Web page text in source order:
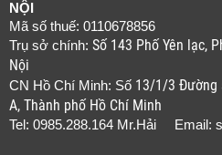
NỘI
Mã số thuế: 0110678856
Trụ sở chính: Số 143 Phố Yên lạc,
Nội
CN Hồ Chí Minh: Số 13/1/3 Đường
A, Thành phố Hồ Chí Minh
Tel: 0985.288.164 Mr.Hải Email: